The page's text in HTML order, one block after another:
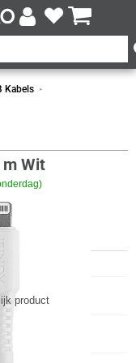
Kabels
Wit
bedenktermijn!
garantie!
product